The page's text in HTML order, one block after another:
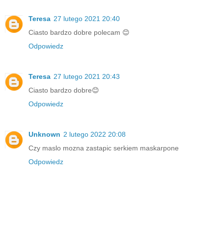
Teresa 27 lutego 2021 20:40
Ciasto bardzo dobre polecam 😊
Odpowiedz
Teresa 27 lutego 2021 20:43
Ciasto bardzo dobre😊
Odpowiedz
Unknown 2 lutego 2022 20:08
Czy maslo mozna zastapic serkiem maskarpone
Odpowiedz